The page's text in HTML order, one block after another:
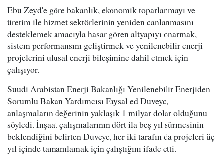
Ebu Zeyd'e göre bakanlık, ekonomik toparlanmayı ve
üretim ile hizmet sektörlerinin yeniden canlanmasını
desteklemek amacıyla hasar gören altyapıyı onarmak,
sistem performansını geliştirmek ve yenilenebilir enerji
projelerini ulusal enerji bileşimine dahil etmek için
çalışıyor.
Suudi Arabistan Enerji Bakanlığı Yenilenebilir Enerjiden
Sorumlu Bakan Yardımcısı Faysal ed Duveyc,
anlaşmaların değerinin yaklaşık 1 milyar dolar olduğunu
söyledi. İnşaat çalışmalarının dört ila beş yıl sürmesinin
beklendiğini belirten Duveyc, her iki tarafın da projeleri üç
yıl içinde tamamlamak için çalıştığını ifade etti.